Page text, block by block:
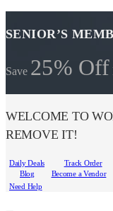
SENIOR’S
Save 25% Off
WELCOME TO
REMOVE IT!
Daily Deals
Track Order
Blog
Become a Vendor
Need Help